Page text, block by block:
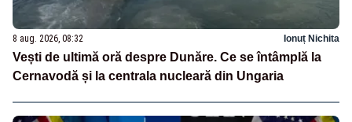
8 aug. 2026, 08:32 Ionuț Nichita
Vești de ultimă oră despre Dunăre. Ce se întâmplă la
Cernavodă și la centrala nucleară din Ungaria